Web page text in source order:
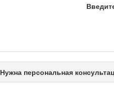
Сделано в
Нужна персональная